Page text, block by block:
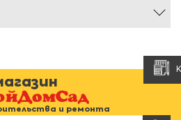
и ремонта